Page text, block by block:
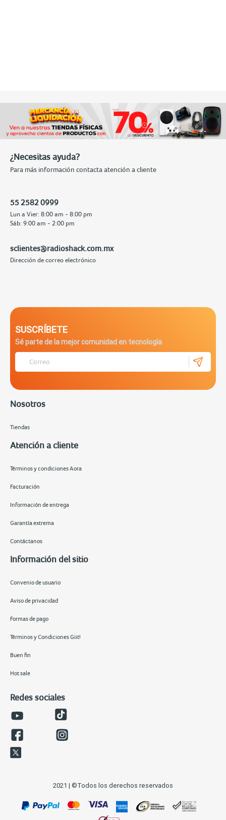
¿Necesitas ayuda?
Para más información contacta atención a cliente
55 2582 0999
Lun a Vier: 8:00 am - 8:00 pm
Sáb: 9:00 am - 2:00 pm
sclientes@radioshack.com.mx
Dirección de correo electrónico
SUSCRÍBETE
Sé parte de la mejor comunidad en tecnología
Nosotros
Tiendas
Atención a cliente
Términos y condiciones Aora
Facturación
Información de entrega
Garantía extrema
Contáctanos
Información del sitio
Convenio de usuario
Aviso de privacidad
Formas de pago
Términos y Condiciones Giit!
Buen fin
Hot sale
Redes sociales
2021 | ©Todos los derechos reservados